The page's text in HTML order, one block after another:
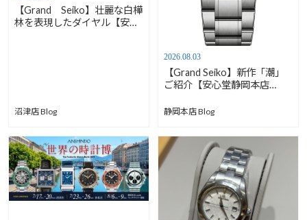
【Grand Seiko】壮麗な白樺
林を表現したダイヤル【安心
沼津店 Blog
2026.08.03
【Grand Seiko】新作「潮」
ご紹介【安心堂静岡本店
静岡本店 Blog